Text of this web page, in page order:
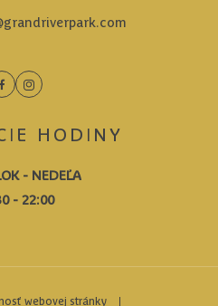
FacebookInstagram
HODINY
- NEDEĽA
- 22:00
webovej stránky